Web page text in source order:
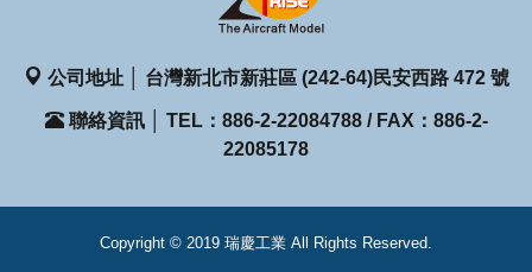
公司地址 │ 台灣新北市新莊區 (242-64)民安西路 472 號
聯絡資訊 │ TEL：886-2-22084788 / FAX：886-2-
22085178
Copyright © 2019 瑞慶工業 All Rights Reserved.